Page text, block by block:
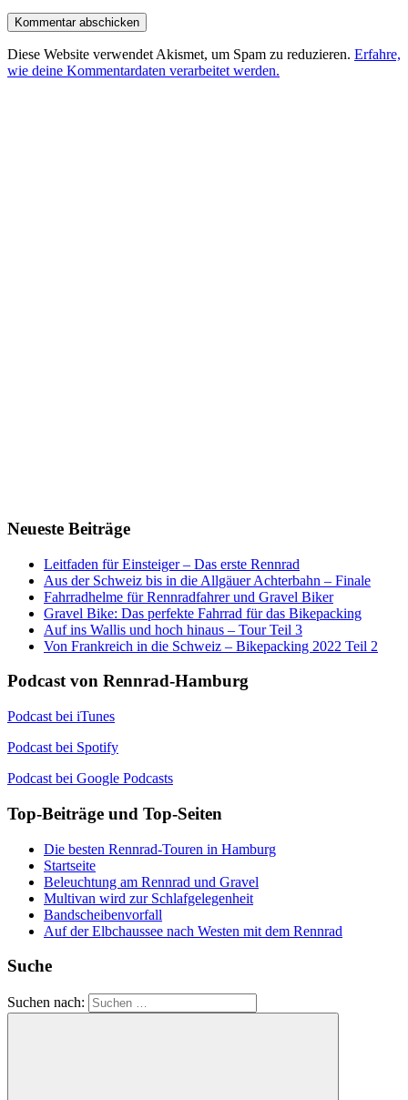
Diese Website verwendet Akismet, um Spam zu reduzieren. Erfahre,
wie deine Kommentardaten verarbeitet werden.
Neueste Beiträge
Leitfaden für Einsteiger – Das erste Rennrad
Aus der Schweiz bis in die Allgäuer Achterbahn – Finale
Fahrradhelme für Rennradfahrer und Gravel Biker
Gravel Bike: Das perfekte Fahrrad für das Bikepacking
Auf ins Wallis und hoch hinaus – Tour Teil 3
Von Frankreich in die Schweiz – Bikepacking 2022 Teil 2
Podcast von Rennrad-Hamburg
Podcast bei iTunes
Podcast bei Spotify
Podcast bei Google Podcasts
Top-Beiträge und Top-Seiten
Die besten Rennrad-Touren in Hamburg
Startseite
Beleuchtung am Rennrad und Gravel
Multivan wird zur Schlafgelegenheit
Bandscheibenvorfall
Auf der Elbchaussee nach Westen mit dem Rennrad
Suche
Suchen nach: